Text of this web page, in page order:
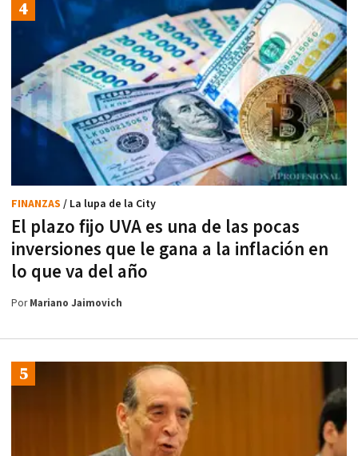
El plazo fijo UVA es una de las pocas
inversiones que le gana a la inflación en
lo que va del año
FINANZAS / La lupa de la City
PorMariano Jaimovich